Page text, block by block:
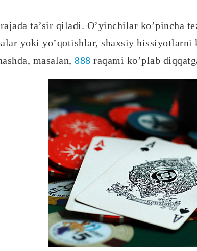
ta’sir qiladi. O’yinchilar ko’pincha
yoki yo’qotishlar, shaxsiy hissiyotlarni
masalan, 888 raqami ko’plab